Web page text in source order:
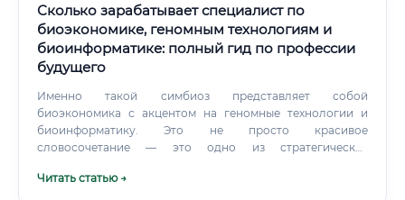
Сколько зарабатывает специалист по
биоэкономике, геномным технологиям и
биоинформатике: полный гид по профессии
будущего
Именно такой симбиоз представляет собой
биоэкономика с акцентом на геномные технологии и
биоинформатику. Это не просто красивое
словосочетание — это одно из стратегических
Читать статью →